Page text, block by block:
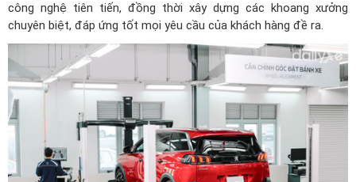
công nghệ tiên tiến, đồng thời xây dựng các khoang xưởng
chuyên biệt, đáp ứng tốt mọi yêu cầu của khách hàng đề ra.